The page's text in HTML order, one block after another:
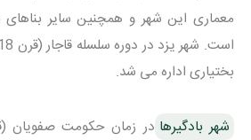
معماری این شهر و همچنین سایر
بختیاری اداره می شد.
شهر بادگیرها در زمان حکومت صفویان